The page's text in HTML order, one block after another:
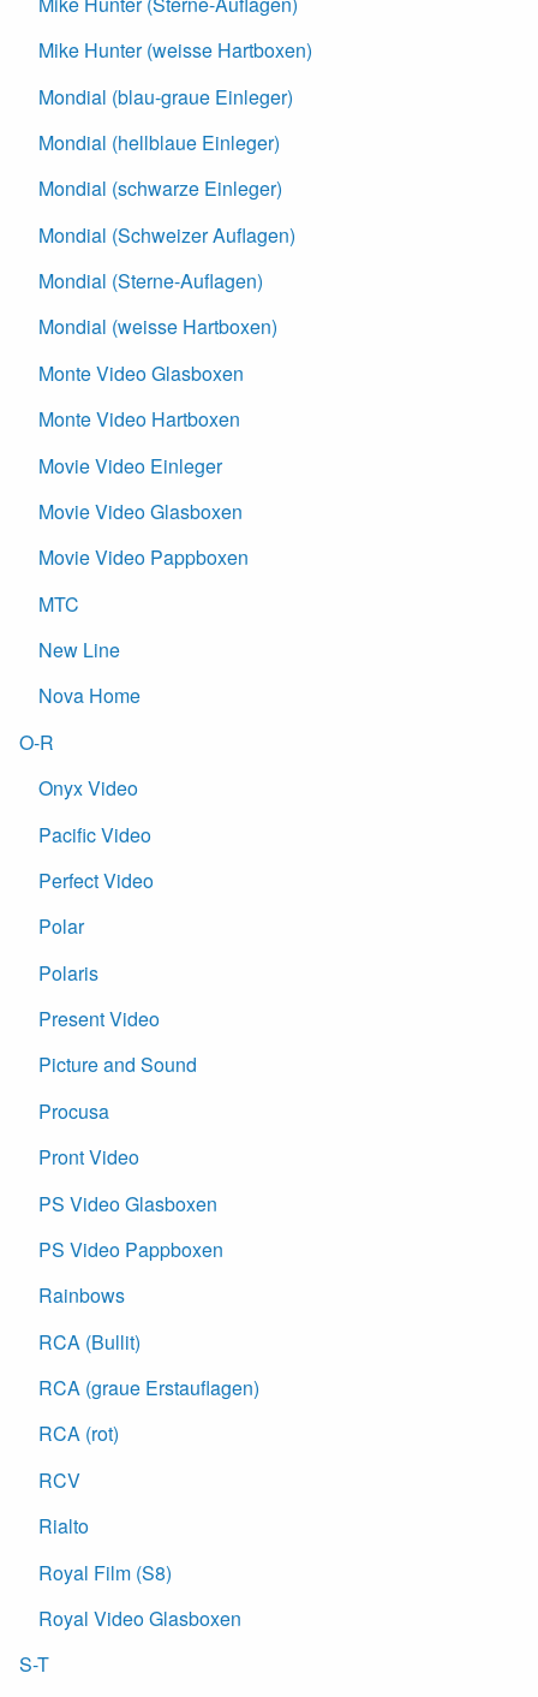
Mike Hunter (weisse Hartboxen)
Mondial (blau-graue Einleger)
Mondial (hellblaue Einleger)
Mondial (schwarze Einleger)
Mondial (Schweizer Auflagen)
Mondial (Sterne-Auflagen)
Mondial (weisse Hartboxen)
Monte Video Glasboxen
Monte Video Hartboxen
Movie Video Einleger
Movie Video Glasboxen
Movie Video Pappboxen
MTC
New Line
Nova Home
O-R
Onyx Video
Pacific Video
Perfect Video
Polar
Polaris
Present Video
Picture and Sound
Procusa
Pront Video
PS Video Glasboxen
PS Video Pappboxen
Rainbows
RCA (Bullit)
RCA (graue Erstauflagen)
RCA (rot)
RCV
Rialto
Royal Film (S8)
Royal Video Glasboxen
S-T